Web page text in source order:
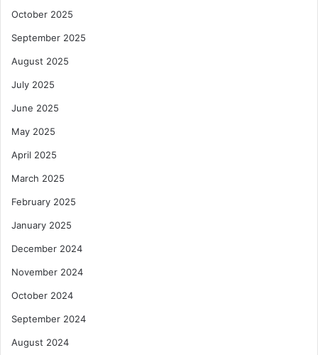
October 2025
September 2025
August 2025
July 2025
June 2025
May 2025
April 2025
March 2025
February 2025
January 2025
December 2024
November 2024
October 2024
September 2024
August 2024